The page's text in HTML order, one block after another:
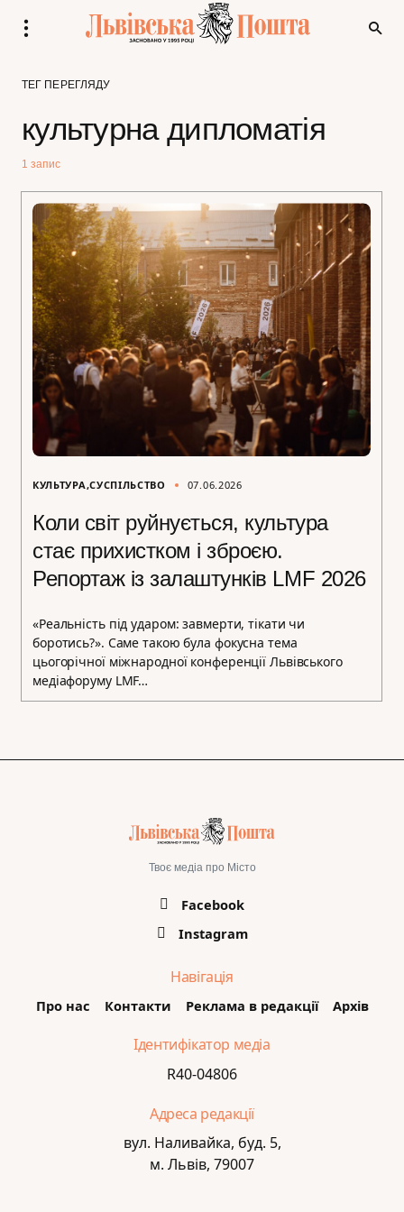
ТЕГ ПЕРЕГЛЯДУ
культурна дипломатія
1 запис
КУЛЬТУРА СУСПІЛЬСТВО 07.06.2026
Коли світ руйнується, культура
стає прихистком і зброєю.
Репортаж із залаштунків LMF 2026
«Реальність під ударом: завмерти, тікати чи
боротись?». Саме такою була фокусна тема
цьогорічної міжнародної конференції Львівського
медіафоруму LMF…
Твоє медіа про Місто
Facebook
Instagram
Навігація
Про нас Контакти Реклама в редакції Архів
Ідентифікатор медіа
R40-04806
Адреса редакції
вул. Наливайка, буд. 5,
м. Львів, 79007